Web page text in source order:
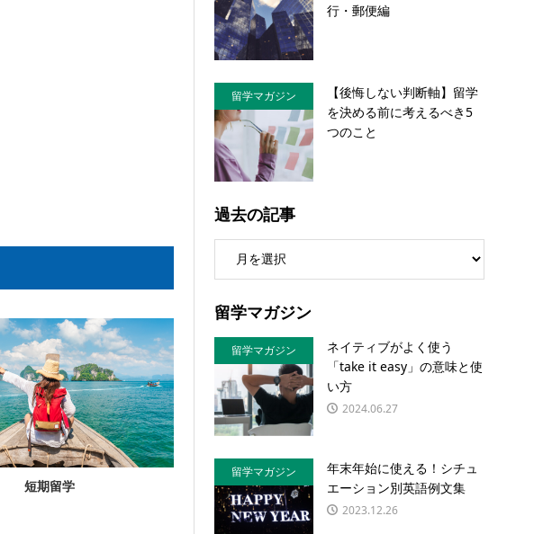
短期留学
行・郵便編
留学マガジン
【後悔しない判断軸】留学
を決める前に考えるべき5
つのこと
過去の記事
留学マガジン
留学マガジン
ネイティブがよく使う
「take it easy」の意味と使
い方
2024.06.27
留学マガジン
年末年始に使える！シチュ
エーション別英語例文集
2023.12.26